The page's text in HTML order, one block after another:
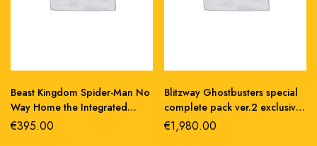
Beast Kingdom Spider-Man No
Way Home the Integrated
Spider-Man master craft statue
€395.00
Blitzway Ghostbusters special
complete pack ver.2 exclusive
doll 1/6 action figure 30cm
€1,980.00